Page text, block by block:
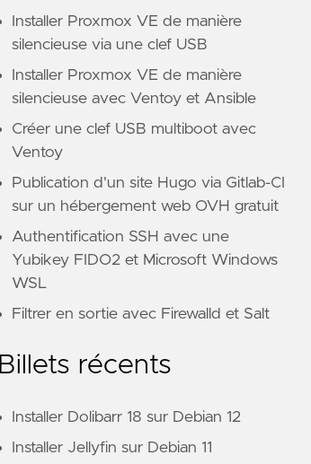
Installer Proxmox VE de manière
silencieuse via une clef USB
Installer Proxmox VE de manière
silencieuse avec Ventoy et Ansible
Créer une clef USB multiboot avec
Ventoy
Publication d'un site Hugo via Gitlab-CI
sur un hébergement web OVH gratuit
Authentification SSH avec une
Yubikey FIDO2 et Microsoft Windows
WSL
Filtrer en sortie avec Firewalld et Salt
Billets récents
Installer Dolibarr 18 sur Debian 12
Installer Jellyfin sur Debian 11